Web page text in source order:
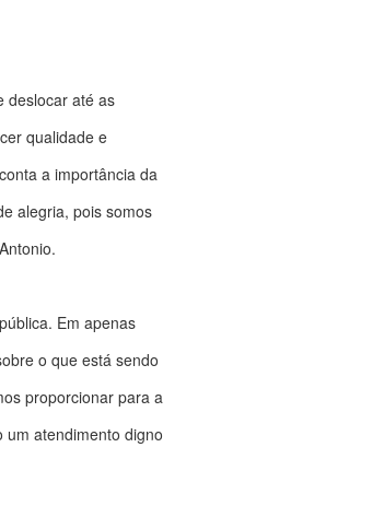
deslocar até as
qualidade e
a importância da
alegria, pois somos
Em apenas
o que está sendo
proporcionar para a
um atendimento digno